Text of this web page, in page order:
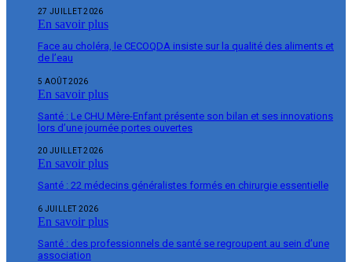
27 JUILLET 2026
En savoir plus
Face au choléra, le CECOQDA insiste sur la qualité des aliments et
de l’eau
5 AOÛT 2026
En savoir plus
Santé : Le CHU Mère-Enfant présente son bilan et ses innovations
lors d’une journée portes ouvertes
20 JUILLET 2026
En savoir plus
Santé : 22 médecins généralistes formés en chirurgie essentielle
6 JUILLET 2026
En savoir plus
Santé : des professionnels de santé se regroupent au sein d’une
association